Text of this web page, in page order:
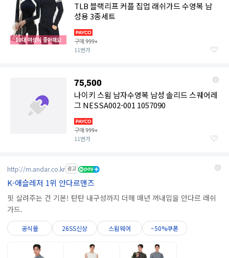
10대 여성이 좋아해요
TLB 블랙리프 커플 집업 래쉬가드 수영복 남
성용 3종세트
구매999+
11번가
75,500
나이키 스윔 남자수영복 남성 솔리드 스퀘어레
그 NESSA002-001 1057090
구매999+
11번가
http://m.andar.co.kr 광고
K-애슬레저 1위 안다르맨즈
핏 살려주는 건 기본! 탄탄 내구성까지 더해 매년 꺼내입을 안다르 래쉬
가드.
공식몰 26SS신상 스윔웨어 ~50%쿠폰